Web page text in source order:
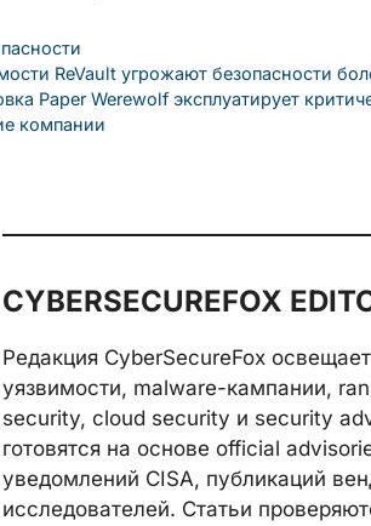
ReVault угрожают безопасности
Paper Werewolf эксплуатирует
компании
CYBERSECUREFOX
Редакция CyberSecureFox
уязвимости, malware-кампании,
security, cloud security и security
готовятся на основе official
уведомлений CISA, публикаций
исследователей. Статьи